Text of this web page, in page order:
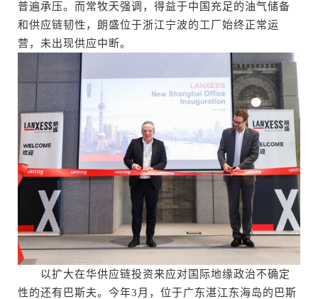
普遍承压。而常牧天强调，得益于中国充足的油气储备
和供应链韧性，朗盛位于浙江宁波的工厂始终正常运
营，未出现供应中断。
以扩大在华供应链投资来应对国际地缘政治不确定
性的还有巴斯夫。今年3月，位于广东湛江东海岛的巴斯